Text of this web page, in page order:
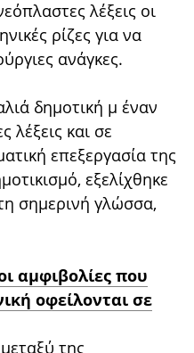
λέξεις οι
ρίζες για να
ανάγκες.
δημοτική μ έναν
λέξεις και σε
επεξεργασία της
εξελίχθηκε
σημερινή γλώσσα,
αμφιβολίες που
οφείλονται σε
της